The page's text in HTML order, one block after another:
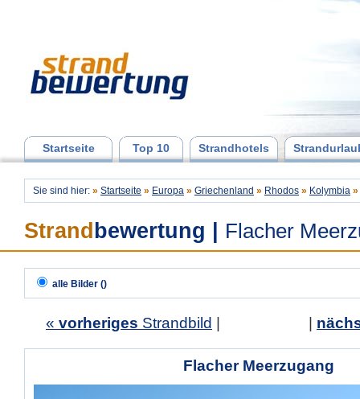
Startseite Top 10 Strandhotels
Sie sind hier: » Startseite » Europa » Griechenland » Rhodos » Kolymbia »
Strand bewertung Flacher
alle Bilder ()
« vorheriges Strandbild
Flacher Meerzugang